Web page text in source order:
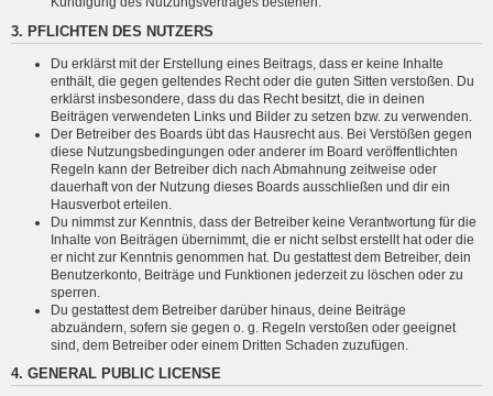
3. PFLICHTEN DES NUTZERS
Du erklärst mit der Erstellung eines Beitrags, dass er keine Inhalte
enthält, die gegen geltendes Recht oder die guten Sitten verstoßen. Du
erklärst insbesondere, dass du das Recht besitzt, die in deinen
Beiträgen verwendeten Links und Bilder zu setzen bzw. zu verwenden.
Der Betreiber des Boards übt das Hausrecht aus. Bei Verstößen gegen
diese Nutzungsbedingungen oder anderer im Board veröffentlichten
Regeln kann der Betreiber dich nach Abmahnung zeitweise oder
dauerhaft von der Nutzung dieses Boards ausschließen und dir ein
Hausverbot erteilen.
Du nimmst zur Kenntnis, dass der Betreiber keine Verantwortung für die
Inhalte von Beiträgen übernimmt, die er nicht selbst erstellt hat oder die
er nicht zur Kenntnis genommen hat. Du gestattest dem Betreiber, dein
Benutzerkonto, Beiträge und Funktionen jederzeit zu löschen oder zu
sperren.
Du gestattest dem Betreiber darüber hinaus, deine Beiträge
abzuändern, sofern sie gegen o. g. Regeln verstoßen oder geeignet
sind, dem Betreiber oder einem Dritten Schaden zuzufügen.
4. GENERAL PUBLIC LICENSE